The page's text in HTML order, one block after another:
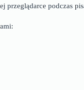
przeglądarce podczas